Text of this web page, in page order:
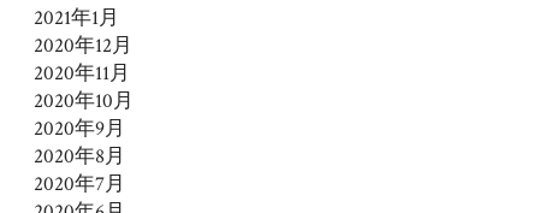
2021年1月
2020年12月
2020年11月
2020年10月
2020年9月
2020年8月
2020年7月